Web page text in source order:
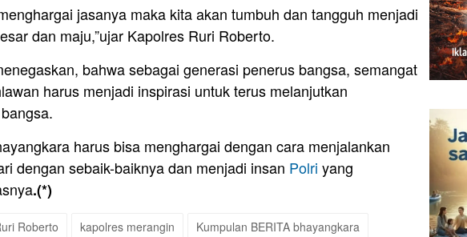
jasanya maka kita akan tumbuh dan tangguh menjadi
dan maju,”ujar Kapolres Ruri Roberto.
bahwa sebagai generasi penerus bangsa, semangat
harus menjadi inspirasi untuk terus melanjutkan
harus bisa menghargai dengan cara menjalankan
dengan sebaik-baiknya dan menjadi insan Polri yang
.(*)
Roberto kapolres merangin
Kumpulan BERITA bhayangkara